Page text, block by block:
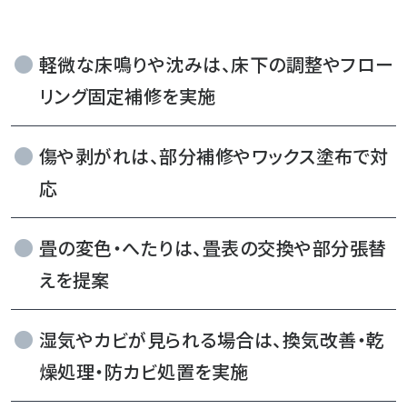
軽微な床鳴りや沈みは、床下の調整やフロー
リング固定補修を実施
傷や剥がれは、部分補修やワックス塗布で対
応
畳の変色・へたりは、畳表の交換や部分張替
えを提案
湿気やカビが見られる場合は、換気改善・乾
燥処理・防カビ処置を実施